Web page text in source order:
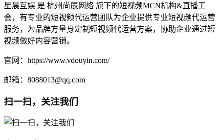
星晨互娱 是 杭州尚辰网络 旗下的短视频MCN机构&直播工
会，有专业的短视频代运营团队为企业提供专业短视频代运营
服务，为品牌方量身定制短视频代运营方案，协助企业通过短
视频做好内容营销。
官网：https://www.vdouyin.com/
邮箱：8088013@qq.com
扫一扫，关注我们